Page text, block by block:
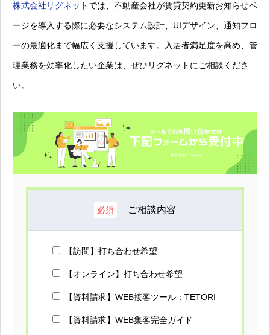
株式会社リグネット では、不動産会社が賃貸契約更新お知らせペ
ージを導入する際に必要なシステム設計、UIデザイン、通知フロ
ーの最適化まで幅広く支援しています。入居者満足度を高め、管
理業務を効率化したい企業は、ぜひリグネットにご相談くださ
い。
必須 ご相談内容
【訪問】打ち合わせ希望
【オンライン】打ち合わせ希望
【資料請求】WEB接客ツール：TETORI
【資料請求】WEB集客完全ガイド